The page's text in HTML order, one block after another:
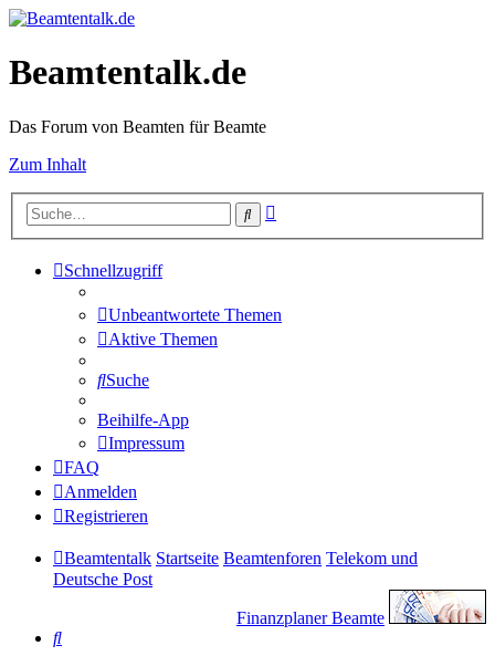
Beamtentalk.de
Das Forum von Beamten für Beamte
Zum Inhalt
Suche
Schnellzugriff
Unbeantwortete Themen
Aktive Themen
Suche
Beihilfe-App
Impressum
FAQ
Anmelden
Registrieren
Beamtentalk Startseite Beamtenforen Telekom und
Deutsche Post
Finanzplaner Beamte
Suche